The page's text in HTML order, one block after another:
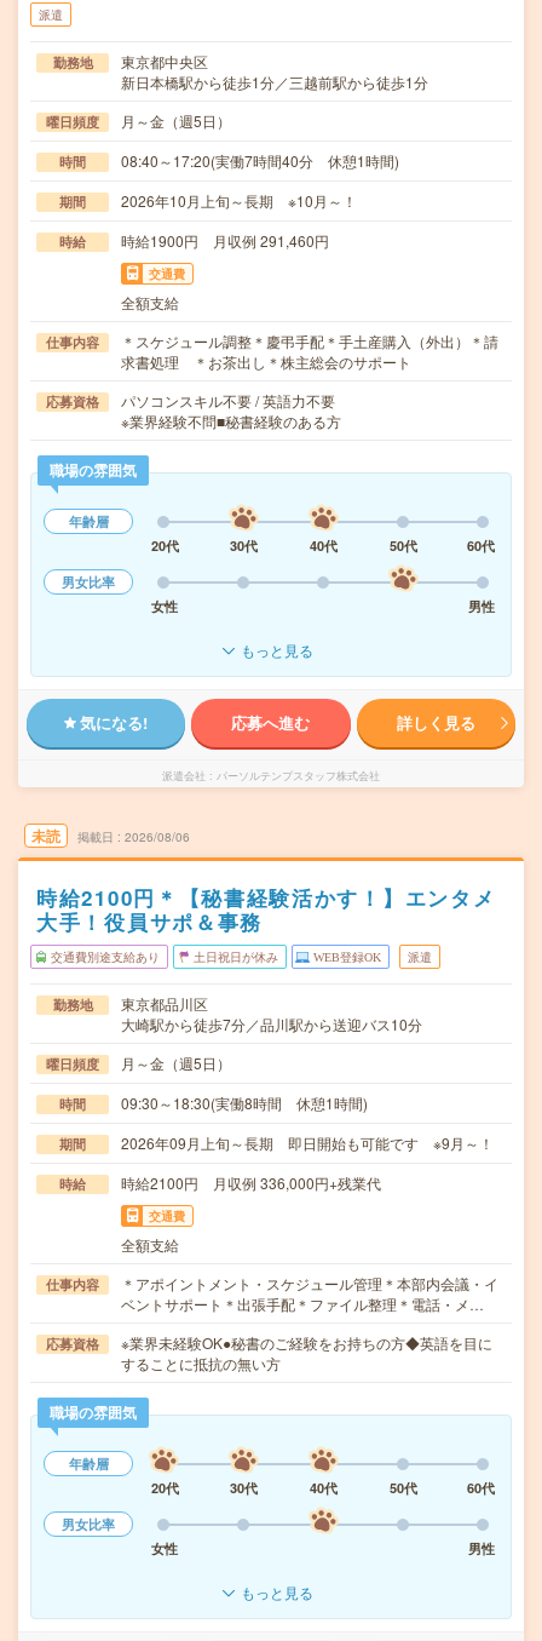
派遣
勤務地
東京都中央区
新日本橋駅から徒歩1分／三越前駅から徒歩1分
曜日頻度 月～金（週5日）
時間 08:40～17:20(実働7時間40分 休憩1時間)
期間 2026年10月上旬～長期 ※10月～！
時給 時給1900円 月収例 291,460円
交通費
全額支給
仕事内容
＊スケジュール調整＊慶弔手配＊手土産購入（外出）＊請
求書処理 ＊お茶出し＊株主総会のサポート
応募資格
パソコンスキル不要 / 英語力不要
※業界経験不問■秘書経験のある方
職場の雰囲気
年齢層
20代
30代 40代 50代
60代
男女比率
女性
男性
もっと見る
気になる! 応募へ進む 詳しく見る
派遣会社 パーソルテンプスタッフ株式会社
未読 掲載日 2026/08/06
時給2100円＊【秘書経験活かす！】エンタメ
大手！役員サポ＆事務
交通費別途支給あり 土日祝日が休み WEB登録OK 派遣
勤務地
東京都品川区
大崎駅から徒歩7分／品川駅から送迎バス10分
曜日頻度 月～金（週5日）
時間 09:30～18:30(実働8時間 休憩1時間)
期間 2026年09月上旬～長期 即日開始も可能です ※9月～！
時給 時給2100円 月収例 336,000円+残業代
交通費
全額支給
仕事内容
＊アポイントメント・スケジュール管理＊本部内会議・イ
ベントサポート＊出張手配＊ファイル整理＊電話・メ…
応募資格
※業界未経験OK●秘書のご経験をお持ちの方◆英語を目に
することに抵抗の無い方
職場の雰囲気
年齢層
20代
30代 40代 50代
60代
男女比率
女性
男性
もっと見る